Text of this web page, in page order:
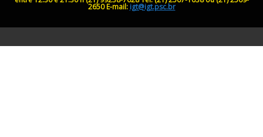
2650 E-mail: igt@igt.psc.br